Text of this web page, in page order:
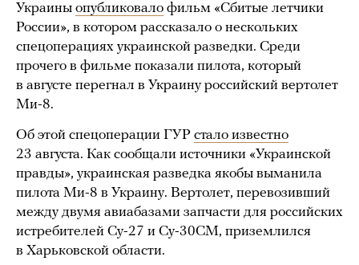
Украины опубликовало фильм «Сбитые летчики
России», в котором рассказало о нескольких
спецоперациях украинской разведки. Среди
прочего в фильме показали пилота, который
в августе перегнал в Украину российский вертолет
Ми-8.
Об этой спецоперации ГУР стало известно
23 августа. Как сообщали источники «Украинской
правды», украинская разведка якобы выманила
пилота Ми-8 в Украину. Вертолет, перевозивший
между двумя авиабазами запчасти для российских
истребителей Су-27 и Су-30СМ, приземлился
в Харьковской области.